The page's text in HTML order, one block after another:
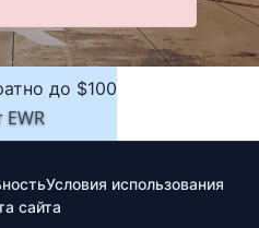
до $100
EWR
Условия использования
сайта